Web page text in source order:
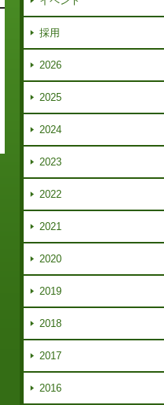
採用
2026
2025
2024
2023
2022
2021
2020
2019
2018
2017
2016